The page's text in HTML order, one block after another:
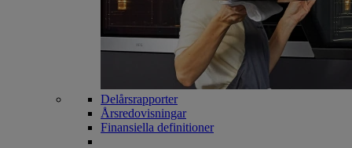
Delårsrapporter
Årsredovisningar
Finansiella definitioner